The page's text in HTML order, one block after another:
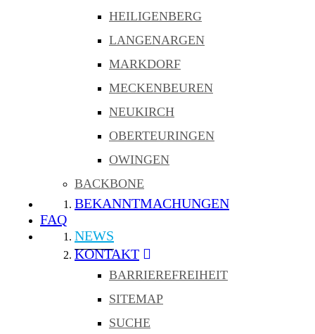
HEILIGENBERG
LANGENARGEN
MARKDORF
MECKENBEUREN
NEUKIRCH
OBERTEURINGEN
OWINGEN
BACKBONE
BEKANNTMACHUNGEN
FAQ
NEWS
KONTAKT
BARRIEREFREIHEIT
SITEMAP
SUCHE